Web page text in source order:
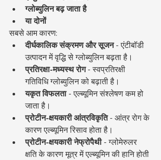
ग्लोब्युलिन बढ़ जाता है
या दोनों
सबसे आम कारण:
दीर्घकालिक संक्रमण और सूजन - एंटीबॉडी
उत्पादन में वृद्धि से ग्लोब्युलिन बढ़ता है।
प्रतिरक्षा-मध्यस्थ रोग - स्वप्रतिरक्षी
गतिविधि ग्लोब्युलिन को बढ़ाती है।
यकृत विफलता - एल्ब्यूमिन संश्लेषण कम हो
जाता है।
प्रोटीन-क्षयकारी आंत्रविकृति - आंत्र रोग के
कारण एल्ब्यूमिन रिसाव होता है।
प्रोटीन-क्षयकारी नेफ्रोपैथी - ग्लोमेरुलर
क्षति के कारण मूत्र में एल्ब्यूमिन की हानि होती